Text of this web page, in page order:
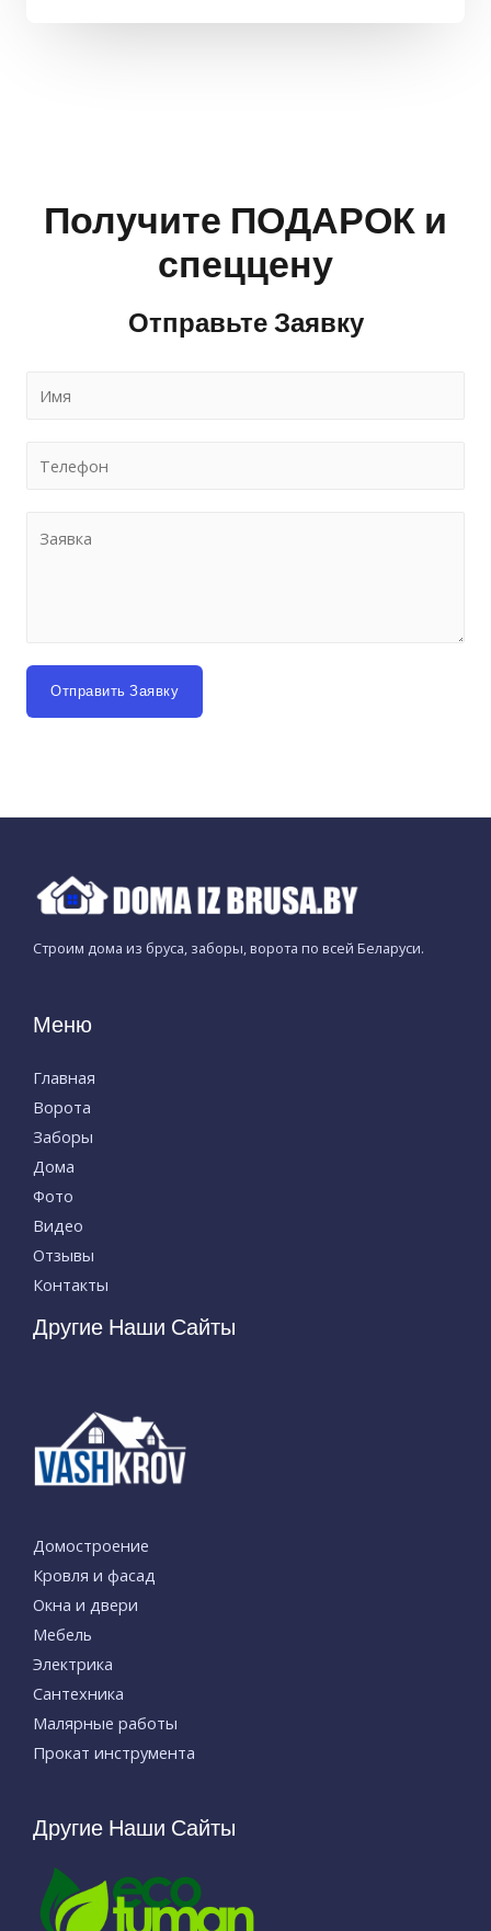
Получите ПОДАРОК и
спеццену
Отправьте Заявку
Отправить Заявку
Строим дома из бруса, заборы, ворота по всей Беларуси.
Меню
Главная
Ворота
Заборы
Дома
Фото
Видео
Отзывы
Контакты
Другие Наши Сайты
Домостроение
Кровля и фасад
Окна и двери
Мебель
Электрика
Сантехника
Малярные работы
Прокат инструмента
Другие Наши Сайты